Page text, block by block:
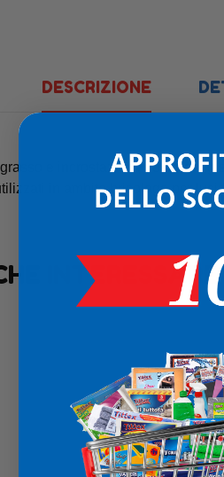
DESCRIZIONE
e incrostazioni, donando
in ambito bricolage per
INTERESSARE